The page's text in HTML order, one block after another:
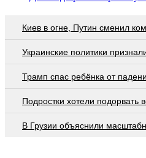
Киев в огне, Путин сменил
Украинские политики
Трамп спас ребёнка от
Подростки хотели
В Грузии объяснили